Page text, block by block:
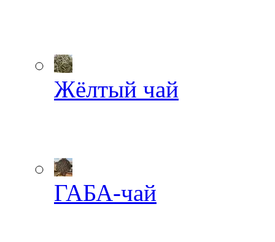
Жёлтый чай
ГАБА-чай